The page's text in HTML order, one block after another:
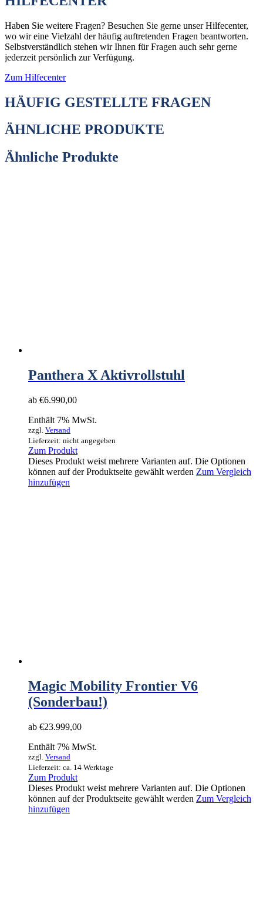
Haben Sie weitere Fragen? Besuchen Sie gerne unser Hilfecenter,
wo wir eine Vielzahl der häufig auftretenden Fragen beantworten.
Selbstverständlich stehen wir Ihnen für Fragen auch sehr gerne
jederzeit persönlich zur Verfügung.
Zum Hilfecenter
HÄUFIG GESTELLTE FRAGEN
ÄHNLICHE PRODUKTE
Ähnliche Produkte
Panthera X Aktivrollstuhl
ab €6.990,00
Enthält 7% MwSt.
zzgl. Versand
Lieferzeit: nicht angegeben
Zum Produkt
Dieses Produkt weist mehrere Varianten auf. Die Optionen
können auf der Produktseite gewählt werden Zum Vergleich
hinzufügen
Magic Mobility Frontier V6
(Sonderbau!)
ab €23.999,00
Enthält 7% MwSt.
zzgl. Versand
Lieferzeit: ca. 14 Werktage
Zum Produkt
Dieses Produkt weist mehrere Varianten auf. Die Optionen
können auf der Produktseite gewählt werden Zum Vergleich
hinzufügen